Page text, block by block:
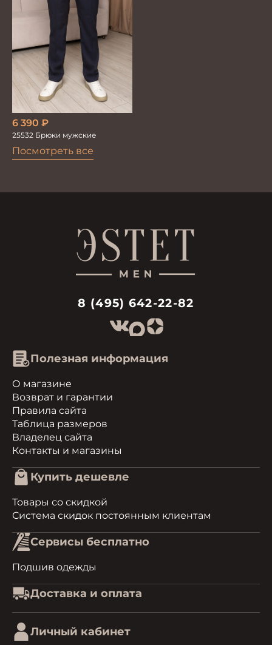
Посмотреть все
6 390 ₽
25532 Брюки мужские
8 (495) 642-22-82
Полезная информация
О магазине
Возврат и гарантии
Правила сайта
Таблица размеров
Владелец сайта
Контакты и магазины
Купить дешевле
Товары со скидкой
Система скидок постоянным клиентам
Сервисы бесплатно
Подшив одежды
Доставка и оплата
Личный кабинет